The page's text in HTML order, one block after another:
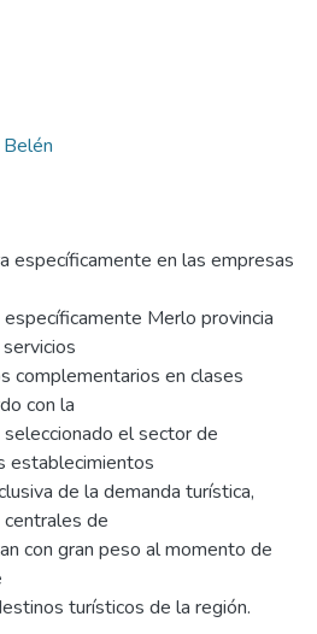
Belén
específicamente en las empresas
Merlo provincia
complementarios en clases
con la
el sector de
establecimientos
de la demanda turística,
de
con gran peso al momento de
turísticos de la región.